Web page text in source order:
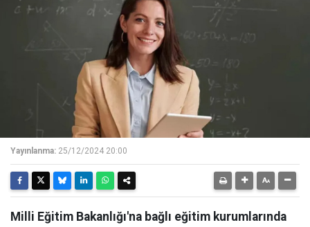
Yayınlanma: 25/12/2024 20:00
Milli Eğitim Bakanlığı'na bağlı eğitim kurumlarında